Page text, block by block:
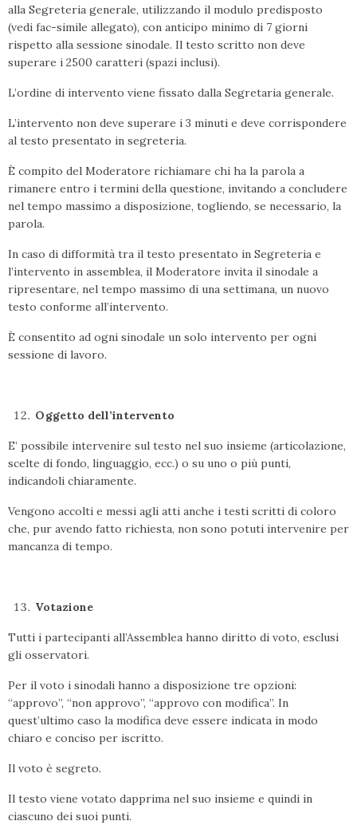
alla Segreteria generale, utilizzando il modulo predisposto
(vedi fac-simile allegato), con anticipo minimo di 7 giorni
rispetto alla sessione sinodale. Il testo scritto non deve
superare i 2500 caratteri (spazi inclusi).
L’ordine di intervento viene fissato dalla Segretaria generale.
L’intervento non deve superare i 3 minuti e deve corrispondere
al testo presentato in segreteria.
È compito del Moderatore richiamare chi ha la parola a
rimanere entro i termini della questione, invitando a concludere
nel tempo massimo a disposizione, togliendo, se necessario, la
parola.
In caso di difformità tra il testo presentato in Segreteria e
l’intervento in assemblea, il Moderatore invita il sinodale a
ripresentare, nel tempo massimo di una settimana, un nuovo
testo conforme all’intervento.
È consentito ad ogni sinodale un solo intervento per ogni
sessione di lavoro.
Oggetto dell’intervento
E’ possibile intervenire sul testo nel suo insieme (articolazione,
scelte di fondo, linguaggio, ecc.) o su uno o più punti,
indicandoli chiaramente.
Vengono accolti e messi agli atti anche i testi scritti di coloro
che, pur avendo fatto richiesta, non sono potuti intervenire per
mancanza di tempo.
Votazione
Tutti i partecipanti all’Assemblea hanno diritto di voto, esclusi
gli osservatori.
Per il voto i sinodali hanno a disposizione tre opzioni:
“approvo”, “non approvo”, “approvo con modifica”. In
quest’ultimo caso la modifica deve essere indicata in modo
chiaro e conciso per iscritto.
Il voto è segreto.
Il testo viene votato dapprima nel suo insieme e quindi in
ciascuno dei suoi punti.